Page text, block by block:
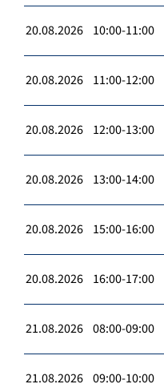
20.08.2026 10:00-11:00
20.08.2026 11:00-12:00
20.08.2026 12:00-13:00
20.08.2026 13:00-14:00
20.08.2026 15:00-16:00
20.08.2026 16:00-17:00
21.08.2026 08:00-09:00
21.08.2026 09:00-10:00